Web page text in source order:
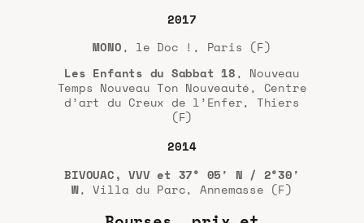
2017
MONO, le Doc !, Paris (F)
Les Enfants du Sabbat 18, Nouveau
Temps Nouveau Ton Nouveauté, Centre
d’art du Creux de l’Enfer, Thiers
(F)
2014
BIVOUAC, VVV et 37° 05′ N / 2°30′
W, Villa du Parc, Annemasse (F)